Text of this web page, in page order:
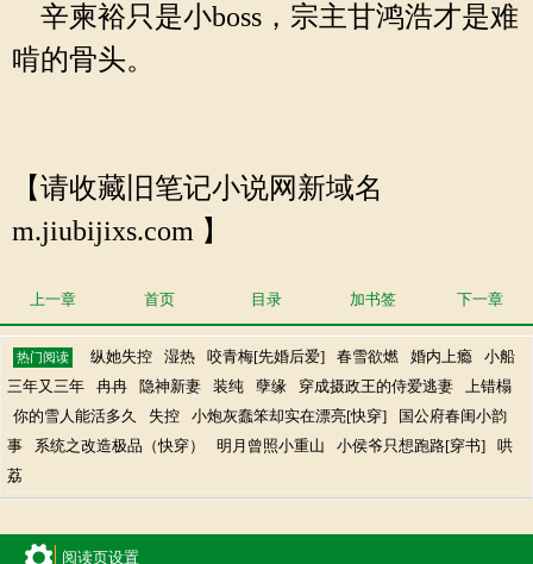
辛柬裕只是小boss，宗主甘鸿浩才是难
啃的骨头。
【请收藏旧笔记小说网新域名
m.jiubijixs.com 】
上一章 首页 目录 加书签 下一章
热门阅读 纵她失控 湿热 咬青梅[先婚后爱] 春雪欲燃 婚内上瘾
小船
三年又三年
冉冉 隐神新妻 装纯 孽缘 穿成摄政王的侍爱逃妻
上错榻
你的雪人能活多久
失控 小炮灰蠢笨却实在漂亮[快穿]
国公府春闺小韵
事
系统之改造极品（快穿） 明月曾照小重山 小侯爷只想跑路[穿书]
哄
荔
阅读页设置